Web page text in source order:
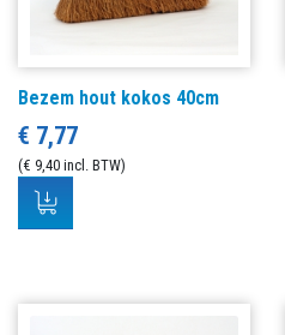
Bezem hout kokos 40cm
€ 7,77
(€ 9,40 incl. BTW)